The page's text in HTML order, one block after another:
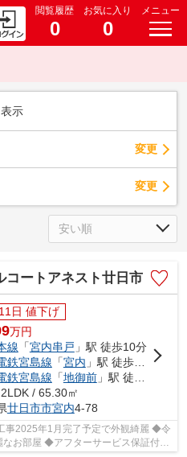
閲覧履歴
0
お気に入り
0
メニュー
示
変更
変更
コートアネスト廿日市
日 値下げ
万円
線 「宮内串戸 」駅 徒歩10分
鉄宮島線 「宮内 」駅 徒歩11分
鉄宮島線 「地御前」駅 徒歩15分
/ 65.30㎡
廿日市市宮内4-78
事2025年1月完了予定で外観綺麗 ◆令
お部屋 ◆アフターサービス保証付き